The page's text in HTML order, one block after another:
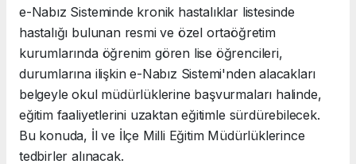
e-Nabız Sisteminde kronik hastalıklar listesinde
hastalığı bulunan resmi ve özel ortaöğretim
kurumlarında öğrenim gören lise öğrencileri,
durumlarına ilişkin e-Nabız Sistemi'nden alacakları
belgeyle okul müdürlüklerine başvurmaları halinde,
eğitim faaliyetlerini uzaktan eğitimle sürdürebilecek.
Bu konuda, İl ve İlçe Milli Eğitim Müdürlüklerince
tedbirler alınacak.